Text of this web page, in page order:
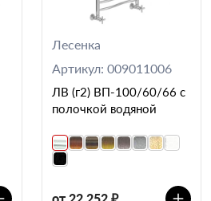
Лесенка
Артикул: 009011006
ЛВ (г2) ВП-100/60/66 с
полочкой водяной
от 22 252 ₽